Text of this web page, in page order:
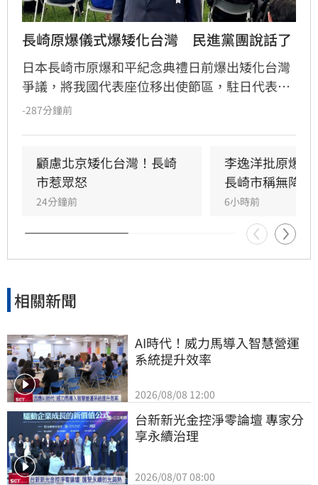
長崎原爆儀式爆矮化台灣　民進黨團說話了
日本長崎市原爆和平紀念典禮日前爆出矮化台灣
爭議，將我國代表座位移出使節區，駐日代表李
逸洋為捍衛國格拒絕出席。民進黨團對此表達嚴
期互為命運共同體，台日民間友誼深厚且交流密
切，不會因此次個案動搖雙邊關係。
-287分鐘前
顧慮北京矮化台灣！長崎
市惹眾怒
24分鐘前
李逸洋批原爆
長崎市稱無降格
6小時前
相關新聞
AI時代！威力馬導入智慧營運
系統提升效率
2026/08/08 12:00
台新新光金控淨零論壇 專家分
享永續治理
2026/08/07 08:00